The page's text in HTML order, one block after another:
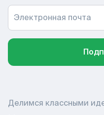
Электронная почта
Делимся классными